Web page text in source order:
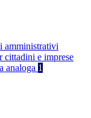
amministrativi
cittadini e imprese
analoga 1